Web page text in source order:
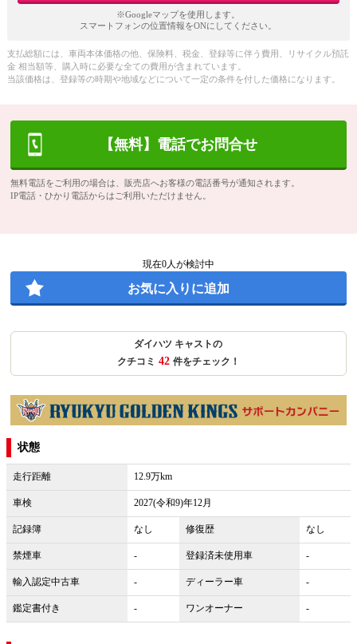
※Googleマップを使用します。
スマートフォンの位置情報をONにしてください。
支払総額には、車両本体価格の他、保険料、税金、登録等に伴う費用、リサイクル預託
金 相当額等、購入時に必要な全ての費用が含まれています。
当該価格は、登録等の時期や地域などについて一定の条件を付した価格になります。
【無料】電話でお問合せ
無料電話をご利用の場合は、販売店へお客様の電話番号が通知されます。
IP電話・ひかり電話からはご利用いただけません。
現在0人が検討中
お気に入りに追加
ダイハツ キャストの
クチコミ 42 件をチェック！
状態
走行距離 12.9万km
車検 2027(令和9)年12月
記録簿 なし 修復歴 なし
禁煙車 - 登録済未使用車 -
輸入認定中古車 - ディーラー車 -
鑑定書付き - ワンオーナー -